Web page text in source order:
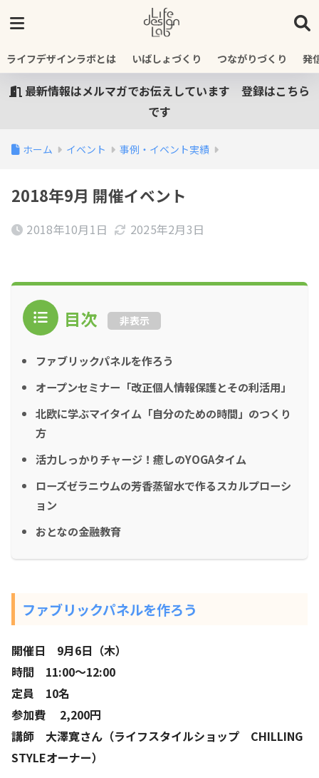
ライフデザインラボとは いばしょづくり つながりづくり 発
最新情報はメルマガでお伝えしています 登録はこちら
です
ホーム イベント 事例・イベント実績
2018年9月 開催イベント
2018年10月1日 2025年2月3日
目次 非表示
ファブリックパネルを作ろう
オープンセミナー「改正個人情報保護とその利活用」
北欧に学ぶマイタイム「自分のための時間」のつくり
方
活力しっかりチャージ！癒しのYOGAタイム
ローズゼラニウムの芳香蒸留水で作るスカルプローシ
ョン
おとなの金融教育
ファブリックパネルを作ろう
開催日 9月6日（木）
時間 11:00〜12:00
定員 10名
参加費 2,200円
講師 大澤寛さん（ライフスタイルショップ CHILLING
STYLEオーナー）